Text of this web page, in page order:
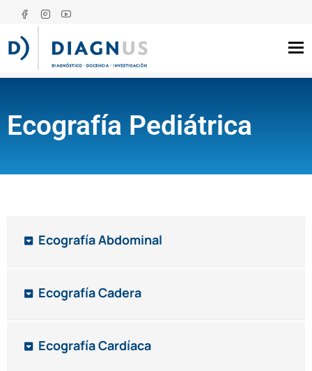
Ecografía Pediátrica
Ecografía Abdominal
Ecografía Cadera
Ecografía Cardíaca